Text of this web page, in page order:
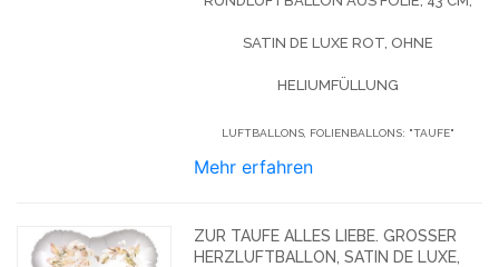
SATIN DE LUXE ROT, OHNE
HELIUMFÜLLUNG
LUFTBALLONS, FOLIENBALLONS: "TAUFE"
Mehr erfahren
ZUR TAUFE ALLES LIEBE. GROSSER H
ERZLUFTBALLON, SATIN DE LUXE, W